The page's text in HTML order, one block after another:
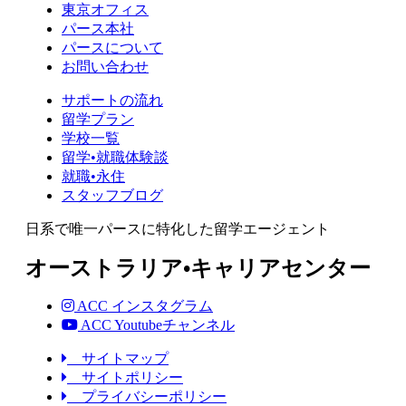
東京オフィス
パース本社
パースについて
お問い合わせ
サポートの流れ
留学プラン
学校一覧
留学•就職体験談
就職•永住
スタッフブログ
日系で唯一パースに特化した留学エージェント
オーストラリア•キャリアセンター
ACC インスタグラム
ACC Youtubeチャンネル
サイトマップ
サイトポリシー
プライバシーポリシー